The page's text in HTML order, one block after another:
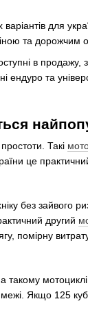
для
та дорожчим
в
ендуро та
Такі
це
без зайвого
другий
помірну
Якщо 125